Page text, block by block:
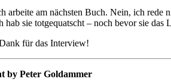
arbeite am nächsten Buch. Nein, ich rede
hab sie totgequatscht – noch bevor sie das
für das Interview!
by Peter Goldammer